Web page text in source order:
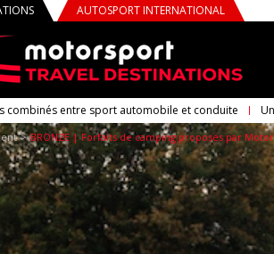
AUTOSPORT INTERNATIONAL
combinés entre sport automobile et conduite
BRONZE | Forfaits de camping proposés par